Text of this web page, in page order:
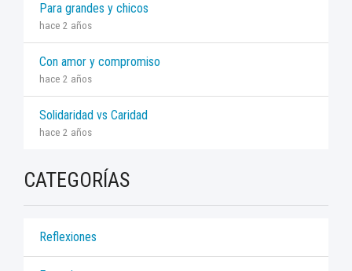
Para grandes y chicos
hace 2 años
Con amor y compromiso
hace 2 años
Solidaridad vs Caridad
hace 2 años
CATEGORÍAS
Reflexiones